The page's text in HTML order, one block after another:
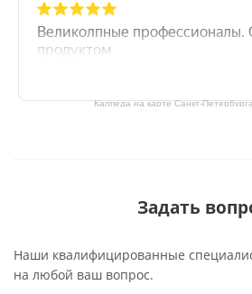
Калпеда на карте
Задать
Наши квалифицированные
на любой ваш вопрос.